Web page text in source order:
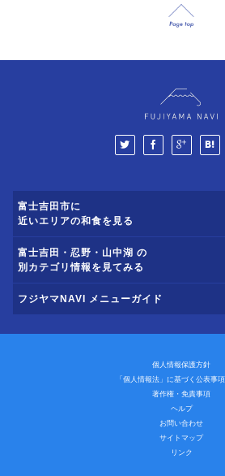
富士吉田市に
近いエリアの和食を見る
富士吉田・忍野・山中湖 の
別カテゴリ情報を見てみる
フジヤマNAVI メニューガイド
個人情報保護方針
「個人情報法」に基づく公表事
著作権・免責事項
ヘルプ
お問い合わせ
サイトマップ
リンク